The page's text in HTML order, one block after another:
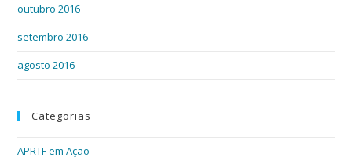
outubro 2016
setembro 2016
agosto 2016
Categorias
APRTF em Ação